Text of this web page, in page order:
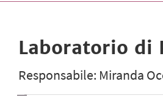
Laboratorio di
Responsabile: Miranda